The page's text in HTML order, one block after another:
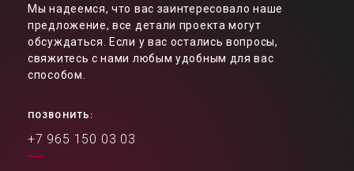
Мы надеемся, что вас заинтересовало наше
предложение, все детали проекта могут
обсуждаться. Если у вас остались вопросы,
свяжитесь с нами любым удобным для вас
способом.
ПОЗВОНИТЬ:
+7 965 150 03 03